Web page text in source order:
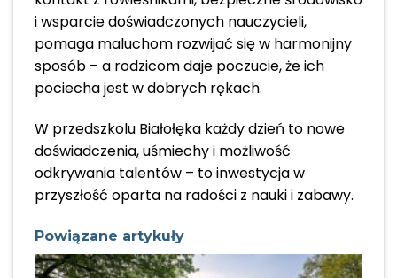
i wsparcie doświadczonych nauczycieli,
pomaga maluchom rozwijać się w harmonijny
sposób – a rodzicom daje poczucie, że ich
pociecha jest w dobrych rękach.
W przedszkolu Białołęka każdy dzień to nowe
doświadczenia, uśmiechy i możliwość
odkrywania talentów – to inwestycja w
przyszłość oparta na radości z nauki i zabawy.
Powiązane artykuły